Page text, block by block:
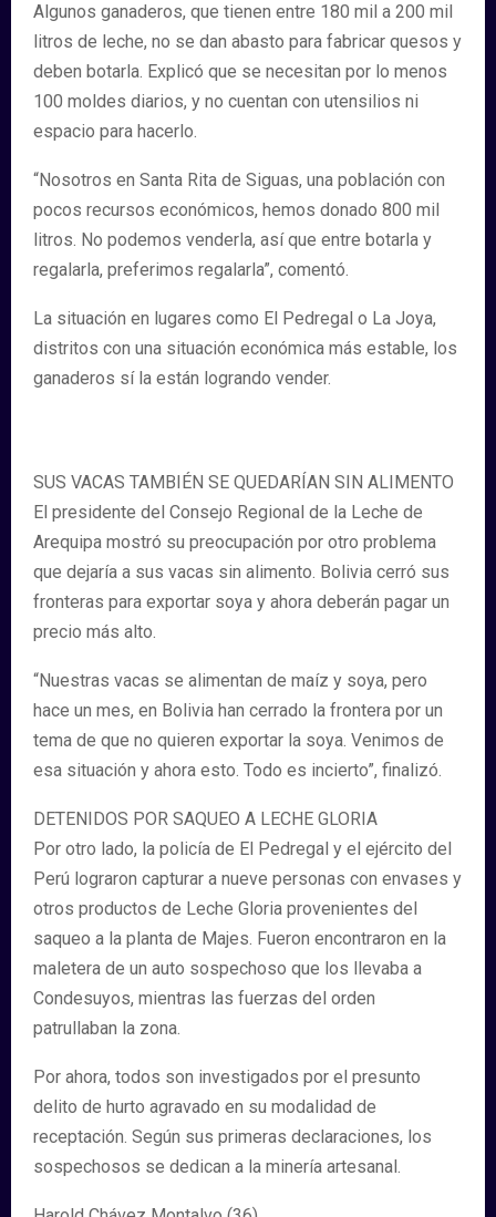
Algunos ganaderos, que tienen entre 180 mil a 200 mil
litros de leche, no se dan abasto para fabricar quesos y
deben botarla. Explicó que se necesitan por lo menos
100 moldes diarios, y no cuentan con utensilios ni
espacio para hacerlo.
“Nosotros en Santa Rita de Siguas, una población con
pocos recursos económicos, hemos donado 800 mil
litros. No podemos venderla, así que entre botarla y
regalarla, preferimos regalarla”, comentó.
La situación en lugares como El Pedregal o La Joya,
distritos con una situación económica más estable, los
ganaderos sí la están logrando vender.
SUS VACAS TAMBIÉN SE QUEDARÍAN SIN ALIMENTO
El presidente del Consejo Regional de la Leche de
Arequipa mostró su preocupación por otro problema
que dejaría a sus vacas sin alimento. Bolivia cerró sus
fronteras para exportar soya y ahora deberán pagar un
precio más alto.
“Nuestras vacas se alimentan de maíz y soya, pero
hace un mes, en Bolivia han cerrado la frontera por un
tema de que no quieren exportar la soya. Venimos de
esa situación y ahora esto. Todo es incierto”, finalizó.
DETENIDOS POR SAQUEO A LECHE GLORIA
Por otro lado, la policía de El Pedregal y el ejército del
Perú lograron capturar a nueve personas con envases y
otros productos de Leche Gloria provenientes del
saqueo a la planta de Majes. Fueron encontraron en la
maletera de un auto sospechoso que los llevaba a
Condesuyos, mientras las fuerzas del orden
patrullaban la zona.
Por ahora, todos son investigados por el presunto
delito de hurto agravado en su modalidad de
receptación. Según sus primeras declaraciones, los
sospechosos se dedican a la minería artesanal.